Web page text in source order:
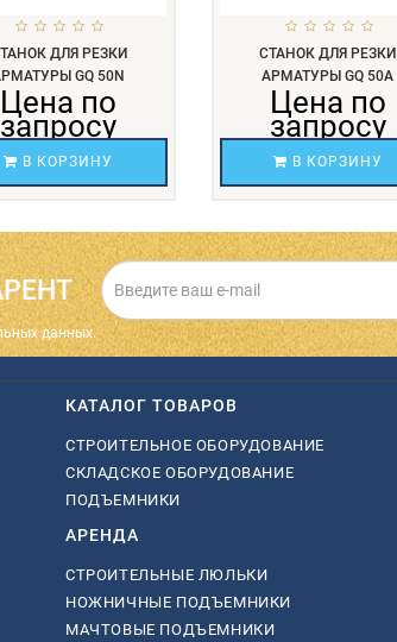
ДЛЯ РЕЗКИ
GQ 50N
Цена по
запросу
В КОРЗИНУ
СТАНОК ДЛЯ РЕЗКИ
АРМАТУРЫ GQ 50A
Цена по
запросу
В КОРЗИНУ
данных.
КАТАЛОГ ТОВАРОВ
СТРОИТЕЛЬНОЕ ОБОРУДОВАНИЕ
СКЛАДСКОЕ ОБОРУДОВАНИЕ
ПОДЪЕМНИКИ
АРЕНДА
СТРОИТЕЛЬНЫЕ ЛЮЛЬКИ
НОЖНИЧНЫЕ ПОДЪЕМНИКИ
МАЧТОВЫЕ ПОДЪЕМНИКИ